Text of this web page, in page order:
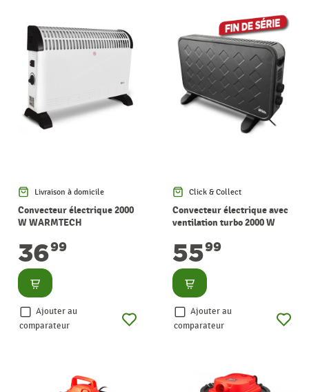
Livraison à domicile
Convecteur électrique 2000
W WARMTECH
3699
Consulter
Ajouter au
comparateur
Click & Collect
Convecteur électrique avec
ventilation turbo 2000 W
5599
Consulter
Ajouter au
comparateur